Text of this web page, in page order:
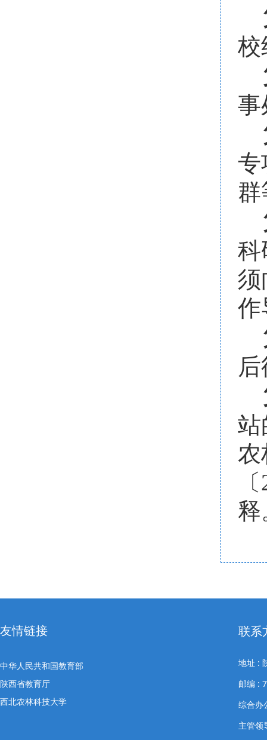
校
事
专
群
科
须
作
站
农
释
友情链接
中华人民共和国教育部
陕西省教育厅
西北农林科技大学
联系
地址 :
邮编 :
综合办
主管